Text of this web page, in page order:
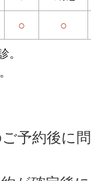
○ ○
。
予約後に